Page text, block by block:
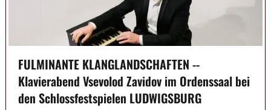
FULMINANTE KLANGLANDSCHAFTEN --
Klavierabend Vsevolod Zavidov im Ordenssaal bei
den Schlossfestspielen LUDWIGSBURG